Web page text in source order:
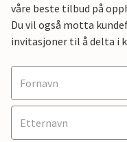
våre beste tilbud på
Du vil også motta
invitasjoner til å delta i